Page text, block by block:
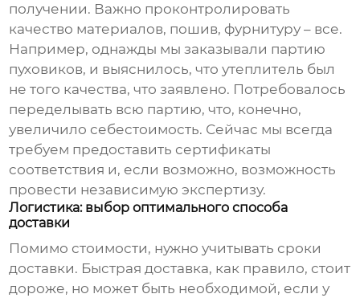
получении. Важно проконтролировать
качество материалов, пошив, фурнитуру – все.
Например, однажды мы заказывали партию
пуховиков, и выяснилось, что утеплитель был
не того качества, что заявлено. Потребовалось
переделывать всю партию, что, конечно,
увеличило себестоимость. Сейчас мы всегда
требуем предоставить сертификаты
соответствия и, если возможно, возможность
провести независимую экспертизу.
Логистика: выбор оптимального способа
доставки
Помимо стоимости, нужно учитывать сроки
доставки. Быстрая доставка, как правило, стоит
дороже, но может быть необходимой, если у